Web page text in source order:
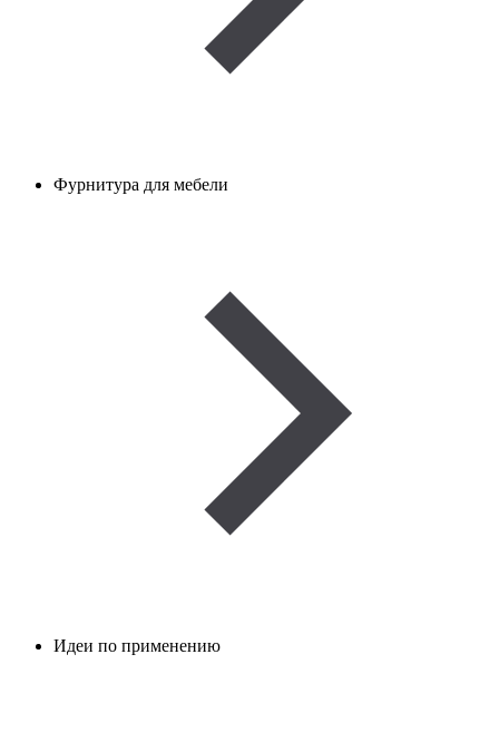
Фурнитура для мебели
Идеи по применению